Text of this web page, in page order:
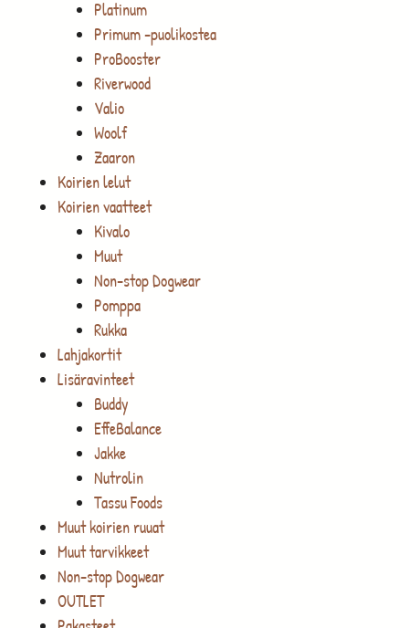
Platinum
Primum -puolikostea
ProBooster
Riverwood
Valio
Woolf
Zaaron
Koirien lelut
Koirien vaatteet
Kivalo
Muut
Non-stop Dogwear
Pomppa
Rukka
Lahjakortit
Lisäravinteet
Buddy
EffeBalance
Jakke
Nutrolin
Tassu Foods
Muut koirien ruuat
Muut tarvikkeet
Non-stop Dogwear
OUTLET